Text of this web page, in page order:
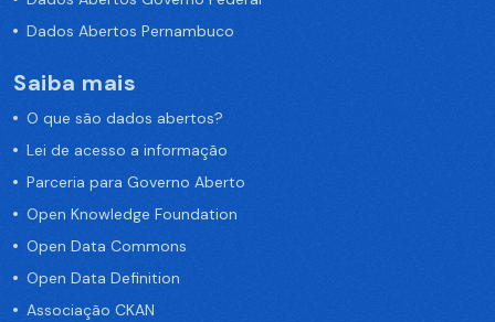
Dados Abertos Pernambuco
Saiba mais
O que são dados abertos?
Lei de acesso a informação
Parceria para Governo Aberto
Open Knowledge Foundation
Open Data Commons
Open Data Definition
Associação CKAN